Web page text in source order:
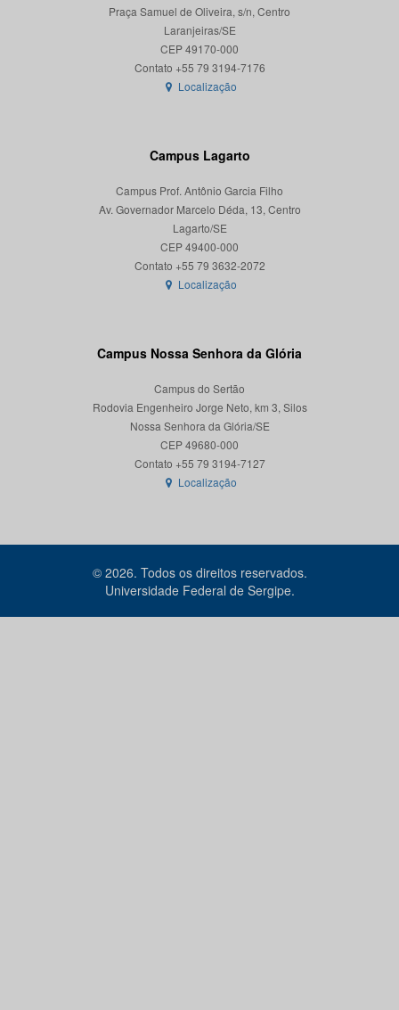
Praça Samuel de Oliveira, s/n, Centro
Laranjeiras/SE
CEP 49170-000
Localização
Campus Lagarto
Campus Prof. Antônio Garcia Filho
Av. Governador Marcelo Déda, 13, Centro
Lagarto/SE
CEP 49400-000
Localização
Campus Nossa Senhora da Glória
Campus do Sertão
Rodovia Engenheiro Jorge Neto, km 3, Silos
Nossa Senhora da Glória/SE
CEP 49680-000
Contato +55 79 3194-7127
Localização
© 2026. Todos os direitos reservados.
Universidade Federal de Sergipe.